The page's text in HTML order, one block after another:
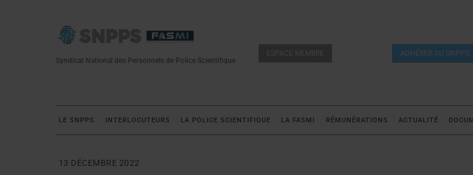
Syndicat National des Personnels de Police Scientifique
LE SNPPS INTERLOCUTEURS LA POLICE SCIENTIFIQUE LA FASMI RÉMUNÉRATIONS ACTUALITÉ
ESPACE MEMBRE ADHÉRER AU SNPPS
13 DÉCEMBRE 2022